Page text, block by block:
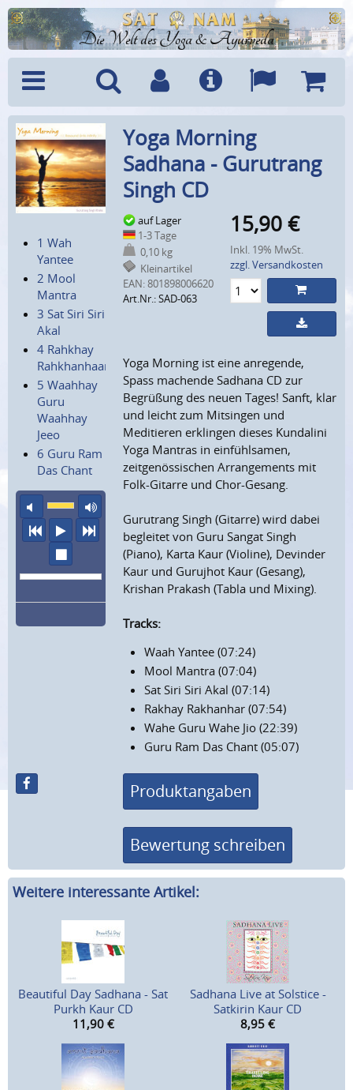
Die Welt des Yoga & Ayurveda
Menü SucheBenutzerkonto
Info Sprachen
1 Wah
Yantee
2 Mool
Mantra
3 Sat Siri Siri
Akal
4 Rahkhay
Rahkhanhaar
5 Waahhay
Guru
Waahhay
Jeeo
6 Guru Ram
Das Chant
Ton aus
vorheriger Titel
Abspielennächster Titel
Wiedergabe stoppen
Yoga Morning
Sadhana - Gurutrang
Singh CD
auf Lager
1-3 Tage
0,10 kg
Kleinartikel
EAN:801898006620
Art.Nr.: SAD-063
15,90 €
Inkl. 19% MwSt.
zzgl. Versandkosten
Yoga Morning ist eine anregende,
Spass machende Sadhana CD zur
Begrüßung des neuen Tages! Sanft, klar
und leicht zum Mitsingen und
Meditieren erklingen dieses Kundalini
Yoga Mantras in einfühlsamen,
zeitgenössischen Arrangements mit
Folk-Gitarre und Chor-Gesang.
Gurutrang Singh (Gitarre) wird dabei
begleitet von Guru Sangat Singh
(Piano), Karta Kaur (Violine), Devinder
Kaur und Gurujhot Kaur (Gesang),
Krishan Prakash (Tabla und Mixing).
Tracks:
Waah Yantee (07:24)
Mool Mantra (07:04)
Sat Siri Siri Akal (07:14)
Rakhay Rakhanhar (07:54)
Wahe Guru Wahe Jio (22:39)
Guru Ram Das Chant (05:07)
Produktangaben
Bewertung schreiben
Weitere interessante Artikel:
Beautiful Day Sadhana - Sat
Purkh Kaur CD
11,90 €
Sadhana Live at Solstice -
Satkirin Kaur CD
8,95 €